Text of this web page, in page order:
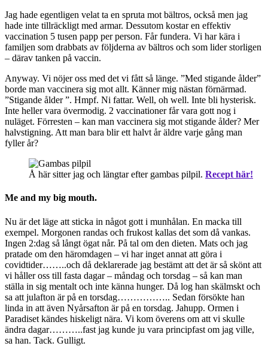
Jag hade egentligen velat ta en spruta mot bältros, också men jag
hade inte tillräckligt med armar. Dessutom kostar en effektiv
vaccination 5 tusen papp per person. Får fundera. Vi har kära i
familjen som drabbats av följderna av bältros och som lider storligen
– därav tanken på vaccin.
Anyway. Vi nöjer oss med det vi fått så länge. ”Med stigande ålder”
borde man vaccinera sig mot allt. Känner mig nästan förnärmad.
”Stigande ålder ”. Hmpf. Ni fattar. Well, oh well. Inte bli hysterisk.
Inte heller vara övermodig. 2 vaccinationer får vara gott nog i
nuläget. Förresten – kan man vaccinera sig mot stigande ålder? Mer
halvstigning. Att man bara blir ett halvt år äldre varje gång man
fyller år?
Å här sitter jag och längtar efter gambas pilpil. Recept här!
Me and my big mouth.
Nu är det läge att sticka in något gott i munhålan. En macka till
exempel. Morgonen randas och frukost kallas det som då vankas.
Ingen 2:dag så långt ögat når. På tal om den dieten. Mats och jag
pratade om den häromdagen – vi har inget annat att göra i
covidtider……..och då deklarerade jag bestämt att det är så skönt att
vi håller oss till fasta dagar – måndag och torsdag – så kan man
ställa in sig mentalt och inte känna hunger. Då log han skälmskt och
sa att julafton är på en torsdag…………….. Sedan försökte han
linda in att även Nyårsafton är på en torsdag. Jahupp. Ormen i
Paradiset kändes hiskeligt nära. Vi kom överens om att vi skulle
ändra dagar………..fast jag kunde ju vara principfast om jag ville,
sa han. Tack. Gulligt.